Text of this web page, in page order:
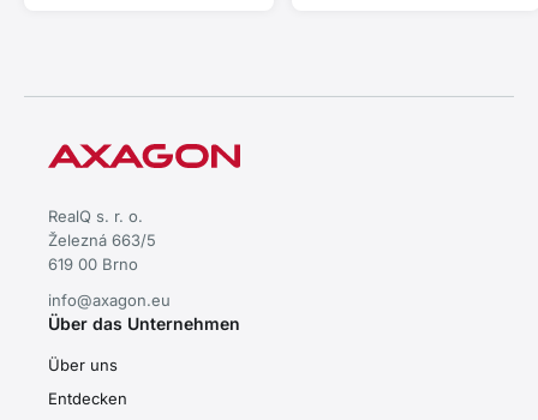
RealQ s. r. o.
Železná 663/5
619 00 Brno
info@axagon.eu
Über das Unternehmen
Über uns
Entdecken